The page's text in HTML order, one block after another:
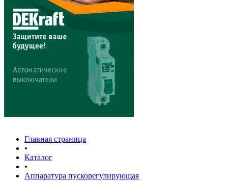
Главная страница
•
Каталог
•
Аппаратура пускорегулирующая